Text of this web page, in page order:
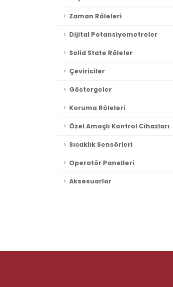
Zaman Röleleri
Dijital Potansiyometreler
Solid State Röleler
Çeviriciler
Göstergeler
Koruma Röleleri
Özel Amaçlı Kontrol Cihazları
Sıcaklık Sensörleri
Operatör Panelleri
Aksesuarlar